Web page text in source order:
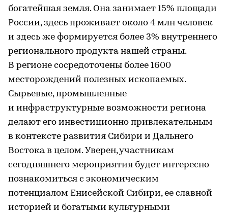
богатейшая земля. Она занимает 15% площади
России, здесь проживает около 4 млн человек
и здесь же формируется более 3% внутреннего
регионального продукта нашей страны.
В регионе сосредоточены более 1600
месторождений полезных ископаемых.
Сырьевые, промышленные
и инфраструктурные возможности региона
делают его инвестиционно привлекательным
в контексте развития Сибири и Дальнего
Востока в целом. Уверен, участникам
сегодняшнего мероприятия будет интересно
познакомиться с экономическим
потенциалом Енисейской Сибири, ее славной
историей и богатыми культурными